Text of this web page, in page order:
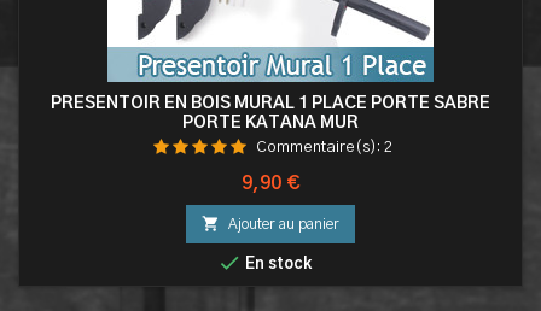
PRESENTOIR EN BOIS MURAL 1 PLACE PORTE SABRE
PORTE KATANA MUR
Commentaire(s): 2
Prix
9,90 €
 Ajouter au panier
 En stock